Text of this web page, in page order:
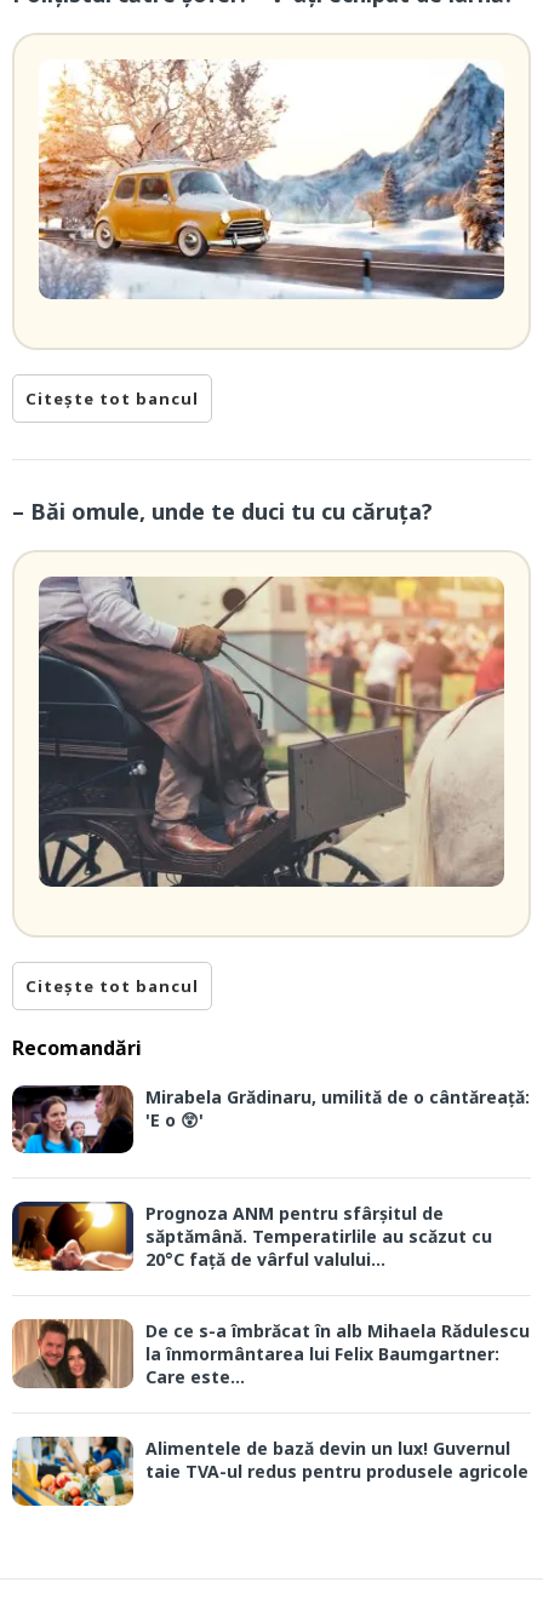
Citește tot bancul
– Băi omule, unde te duci tu cu căruța?
Citește tot bancul
Recomandări
Mirabela Grădinaru, umilită de o cântăreață:
'E o 😲'
Prognoza ANM pentru sfârșitul de
săptămână. Temperatirlile au scăzut cu
20°C față de vârful valului...
De ce s-a îmbrăcat în alb Mihaela Rădulescu
la înmormântarea lui Felix Baumgartner:
Care este...
Alimentele de bază devin un lux! Guvernul
taie TVA-ul redus pentru produsele agricole